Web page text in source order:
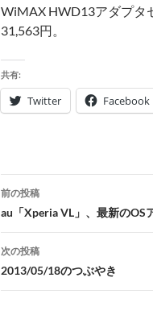
WiMAX HWD13アダプタ
31,563円。
共有:
Twitter Facebook
投
稿
ナ
ビ
ゲ
前の投稿
au「Xperia VL」、最新のOS
次の投稿
2013/05/18のつぶやき